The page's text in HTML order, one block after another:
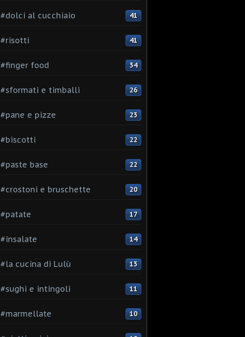
#dolci al cucchiaio 41
#risotti 41
#finger food 34
#sformati e timballi 26
#pane e pizze 23
#biscotti 22
#paste base 22
#crostoni e bruschette 20
#patate 17
#insalate 14
#la cucina di Lulù 13
#sughi e intingoli 11
#marmellate 10